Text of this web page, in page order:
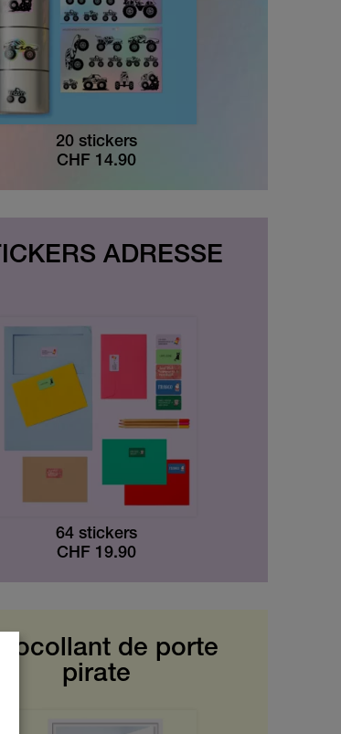
20 stickers
CHF 14.90
ADRESSE
64 stickers
CHF 19.90
de porte
pirate